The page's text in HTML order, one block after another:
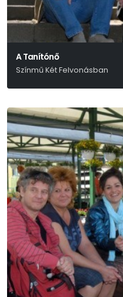
A Tanítónő
Színmű Két Felvonásban